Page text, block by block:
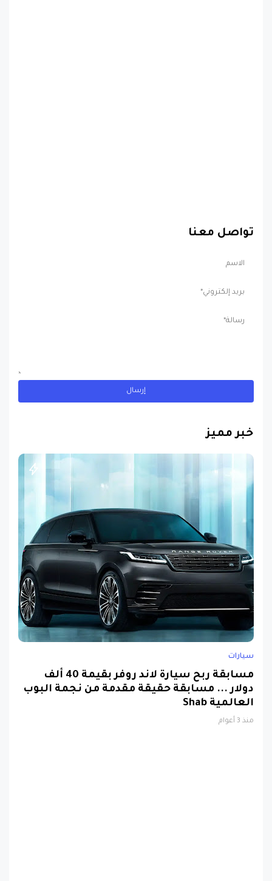
تواصل معنا
خبر مميز
سيارات
مسابقة ربح سيارة لاند روفر بقيمة 40 ألف
دولار ... مسابقة حقيقة مقدمة من نجمة البوب
العالمية Shab
منذ 3 أعوام